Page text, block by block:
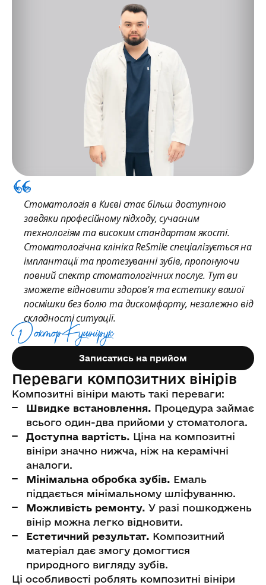
Стоматологія в Києві стає більш доступною
завдяки професійному підходу, сучасним
технологіям та високим стандартам якості.
Стоматологічна клініка ReSmile спеціалізується на
імплантації та протезуванні зубів, пропонуючи
повний спектр стоматологічних послуг. Тут ви
зможете відновити здоров'я та естетику вашої
посмішки без болю та дискомфорту, незалежно від
складності ситуації.
Доктор Кушнiрук
Записатись на прийом
Переваги композитних вінірів
Композитні вініри мають такі переваги:
Швидке встановлення. Процедура займає
всього один-два прийоми у стоматолога.
Доступна вартість. Ціна на композитні
вініри значно нижча, ніж на керамічні
аналоги.
Мінімальна обробка зубів. Емаль
піддається мінімальному шліфуванню.
Можливість ремонту. У разі пошкоджень
вінір можна легко відновити.
Естетичний результат. Композитний
матеріал дає змогу домогтися
природного вигляду зубів.
Ці особливості роблять композитні вініри